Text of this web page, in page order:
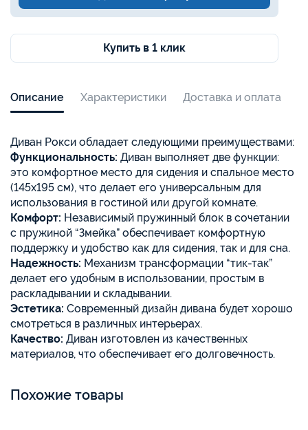
Купить в 1 клик
Описание Характеристики Доставка и оплата
Диван Рокси обладает следующими преимуществами:
Функциональность: Диван выполняет две функции:
это комфортное место для сидения и спальное место
(145х195 см), что делает его универсальным для
использования в гостиной или другой комнате.
Комфорт: Независимый пружинный блок в сочетании
с пружиной “Змейка” обеспечивает комфортную
поддержку и удобство как для сидения, так и для сна.
Надежность: Механизм трансформации “тик-так”
делает его удобным в использовании, простым в
раскладывании и складывании.
Эстетика: Современный дизайн дивана будет хорошо
смотреться в различных интерьерах.
Качество: Диван изготовлен из качественных
материалов, что обеспечивает его долговечность.
Похожие товары